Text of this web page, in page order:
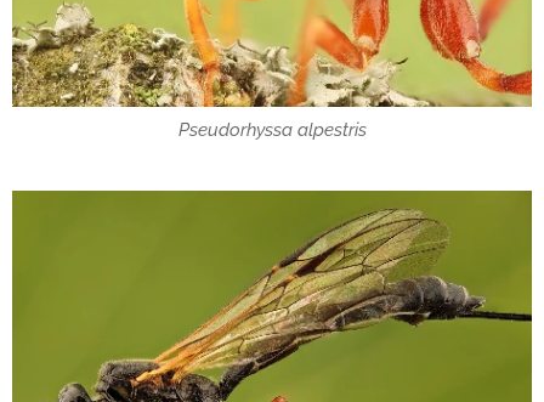
Pseudorhyssa alpestris